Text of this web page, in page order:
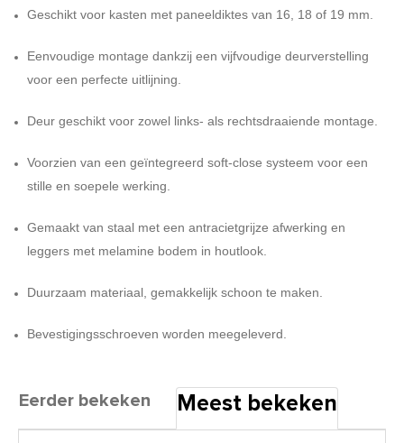
Geschikt voor kasten met paneeldiktes van 16, 18 of 19 mm.
Eenvoudige montage dankzij een vijfvoudige deurverstelling
voor een perfecte uitlijning.
Deur geschikt voor zowel links- als rechtsdraaiende montage.
Voorzien van een geïntegreerd soft-close systeem voor een
stille en soepele werking.
Gemaakt van staal met een antracietgrijze afwerking en
leggers met melamine bodem in houtlook.
Duurzaam materiaal, gemakkelijk schoon te maken.
Bevestigingsschroeven worden meegeleverd.
Eerder bekeken Meest bekeken